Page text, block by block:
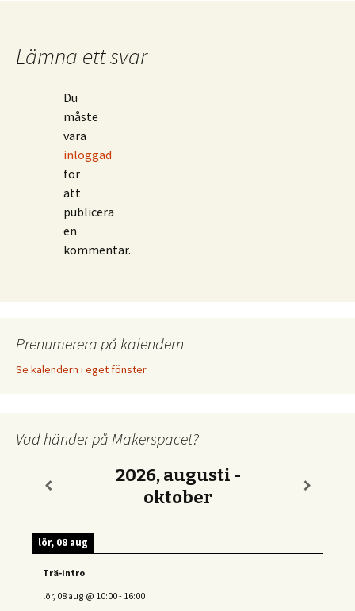
Lämna ett svar
Du
måste
vara
inloggad
för
att
publicera
en
kommentar.
Prenumerera på kalendern
Se kalendern i eget fönster
Vad händer på Makerspacet?
2026, augusti -
oktober
lör, 08 aug
Trä-intro
lör, 08 aug @ 10:00- 16:00